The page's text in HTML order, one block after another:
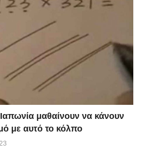
μαθαίνουν να κάνουν
με αυτό το κόλπο